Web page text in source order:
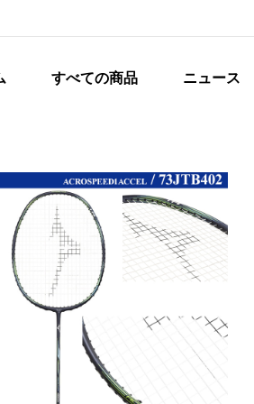
すべての商品 ニュース